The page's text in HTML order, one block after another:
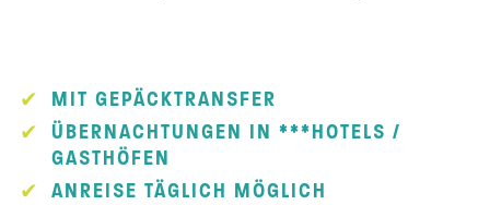
MIT GEPÄCKTRANSFER
ÜBERNACHTUNGEN IN ***HOTELS /
GASTHÖFEN
ANREISE TÄGLICH MÖGLICH